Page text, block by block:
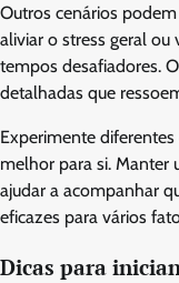
Outros cenários
aliviar o stress geral
tempos desafiadores.
detalhadas que
Experimente
melhor para si. Manter
ajudar a acompanhar
eficazes para vários
Dicas para